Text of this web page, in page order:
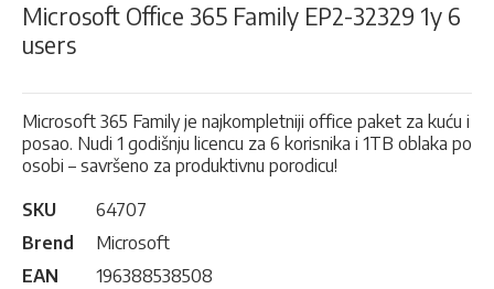
images
gallery
the
images
Microsoft Office 365 Family EP2-32329 1y 6
users
Microsoft 365 Family je najkompletniji office paket za kuću i
posao. Nudi 1 godišnju licencu za 6 korisnika i 1TB oblaka po
osobi – savršeno za produktivnu porodicu!
SKU
64707
Brend
Microsoft
EAN
196388538508